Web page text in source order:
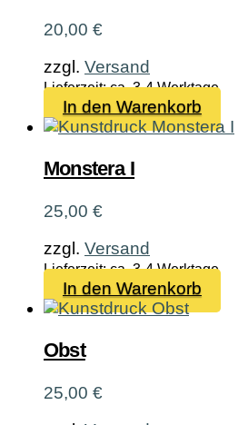
20,00 €
zzgl. Versand
Lieferzeit: ca. 3-4 Werktage
In den Warenkorb
Monstera I
25,00 €
zzgl. Versand
Lieferzeit: ca. 3-4 Werktage
In den Warenkorb
Obst
25,00 €